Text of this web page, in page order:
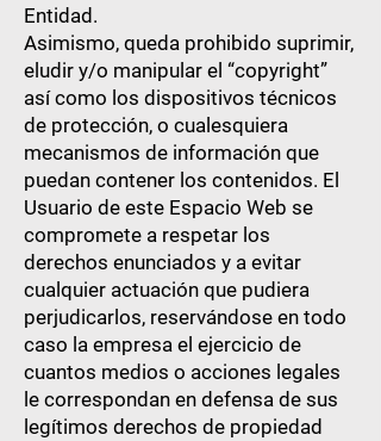
Entidad.
Asimismo, queda prohibido suprimir,
eludir y/o manipular el “copyright”
así como los dispositivos técnicos
de protección, o cualesquiera
mecanismos de información que
puedan contener los contenidos. El
Usuario de este Espacio Web se
compromete a respetar los
derechos enunciados y a evitar
cualquier actuación que pudiera
perjudicarlos, reservándose en todo
caso la empresa el ejercicio de
cuantos medios o acciones legales
le correspondan en defensa de sus
legítimos derechos de propiedad